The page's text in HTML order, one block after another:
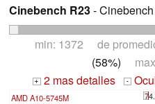
Cinebench R23-
min: 1372 de
(58%)
+ 2 mas detalles -
AMD A10-5745M